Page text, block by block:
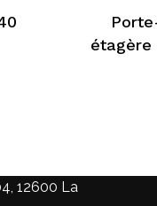
étagère
12600 La